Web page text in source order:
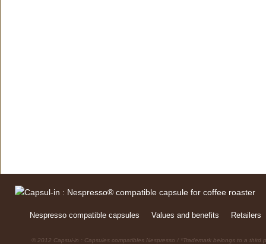
Nespresso compatible capsules Values and benefits Retailers
© 2012 Capsul-in : Capsules compatibles Nespresso / *Trademark belongs to a